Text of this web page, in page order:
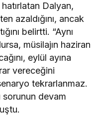
hatırlatan Dalyan,
azaldığını, ancak
belirtti. “Aynı
müsilajın haziran
eylül ayına
vereceğini
tekrarlanmaz.
devam